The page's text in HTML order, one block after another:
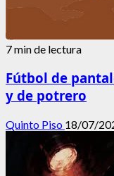
7 min de lectura
Fútbol de
y de potrero
Quinto Piso 18/07/